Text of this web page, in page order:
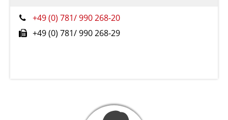
+49 (0) 781/ 990 268-20
+49 (0) 781/ 990 268-29